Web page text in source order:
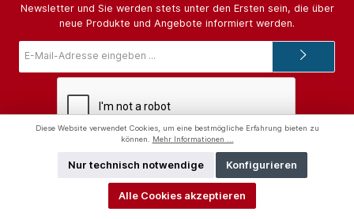
Newsletter und Sie werden stets unter den Ersten sein, die über
neue Produkte und Angebote informiert werden.
Mail-
Unterstützung und Beratung unter:
Diese Website verwendet Cookies, um eine bestmögliche Erfahrung bieten zu
können.
Mehr Informationen ...
Nur technisch notwendige Konfigurieren
Alle Cookies akzeptieren